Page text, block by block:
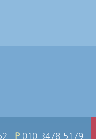
P010-3478-5179